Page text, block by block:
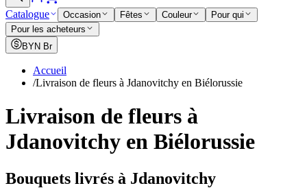
Catalogue Occasion Fêtes Couleur
Pour qui
Pour les acheteurs
BYN Br
Accueil
/Livraison de fleurs à Jdanovitchy en Biélorussie
Livraison de fleurs à
Jdanovitchy en Biélorussie
Bouquets livrés à Jdanovitchy